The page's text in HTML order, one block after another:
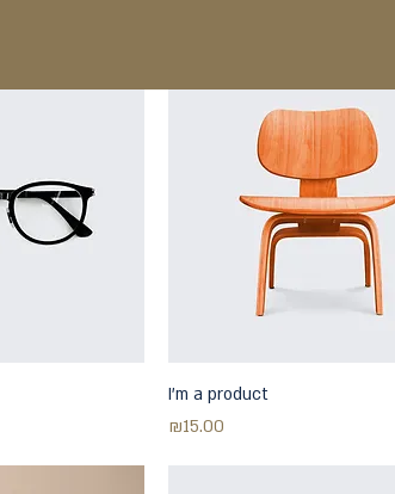
I'm a product
Price
₪15.00